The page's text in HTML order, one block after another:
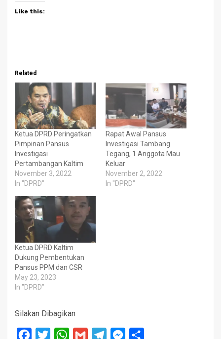
Like this:
Related
Ketua DPRD Peringatkan
Pimpinan Pansus
Investigasi
Pertambangan Kaltim
November 3, 2022
In "DPRD"
Rapat Awal Pansus
Investigasi Tambang
Tegang, 1 Anggota Mau
Keluar
November 2, 2022
In "DPRD"
Ketua DPRD Kaltim
Dukung Pembentukan
Pansus PPM dan CSR
May 23, 2023
In "DPRD"
Silakan Dibagikan
Facebook
Twitter WhatsApp
Gmail TelegramMessenger